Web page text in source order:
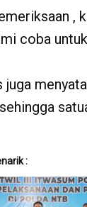
,
coba
juga
: